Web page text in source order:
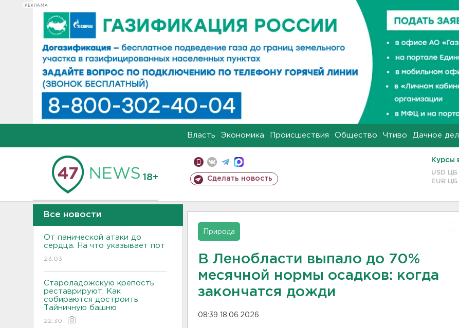
РЕКЛАМА
Власть Экономика Происшествия Общество Чтиво Дачное
18+ Сделать новость
Курсы
USD ЦБ
EUR ЦБ
Все новости
От панической атаки до
сердца. На что указывает пот
23:03
Староладожскую крепость
реставрируют. Как
собираются достроить
Тайничную башню
22:30
Природа
В Ленобласти выпало до 70%
месячной нормы осадков: когда
закончатся дожди
08:39 18.06.2026